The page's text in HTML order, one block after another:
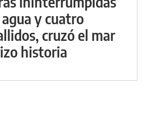
y cuatro
cruzó el mar
historia